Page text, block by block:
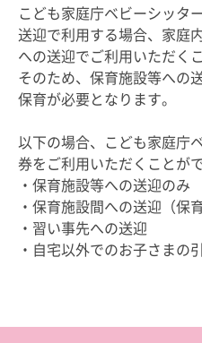
こども家庭庁ベビーシッタ
送迎で利用する場合、家庭
への送迎でご利用いただく
そのため、保育施設等への
保育が必要となります。
以下の場合、こども家庭庁
券をご利用いただくことが
・保育施設等への送迎のみ
・保育施設間への送迎（保
・習い事先への送迎
・自宅以外でのお子さまの